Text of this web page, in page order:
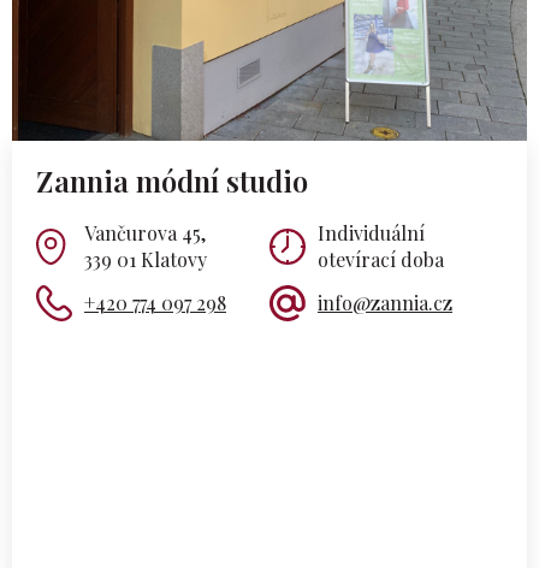
Zannia módní studio
Vančurova 45,
339 01 Klatovy
Individuální
otevírací doba
+420 774 097 298
info@zannia.cz